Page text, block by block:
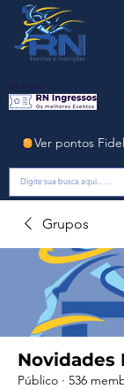
Em Breve!
Ver pontos
Grupos
Novidades
Público · 536